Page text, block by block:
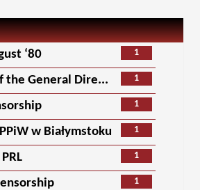
1
‘80
1
the General Dire...
1
1
w Białymstoku
1
PRL
1